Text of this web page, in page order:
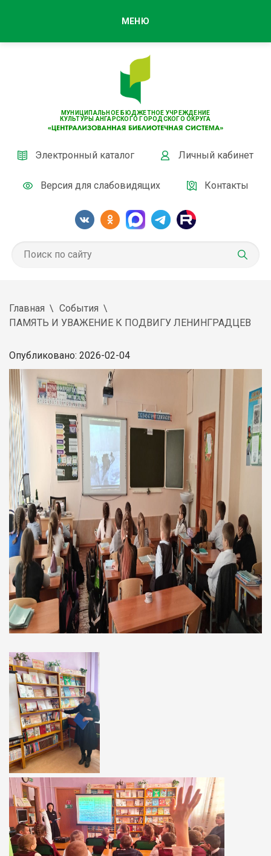
МУНИЦИПАЛЬНОЕ БЮДЖЕТНОЕ УЧРЕЖДЕНИЕ
КУЛЬТУРЫ АНГАРСКОГО ГОРОДСКОГО ОКРУГА
Электронный каталог Личный кабинет
Версия для слабовидящих Контакты
МЕНЮ
Главная
События
ПАМЯТЬ И УВАЖЕНИЕ К ПОДВИГУ ЛЕНИНГРАДЦЕВ
Опубликовано: 2026-02-04